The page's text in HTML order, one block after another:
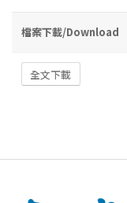
檔案下載/Download
全文下載